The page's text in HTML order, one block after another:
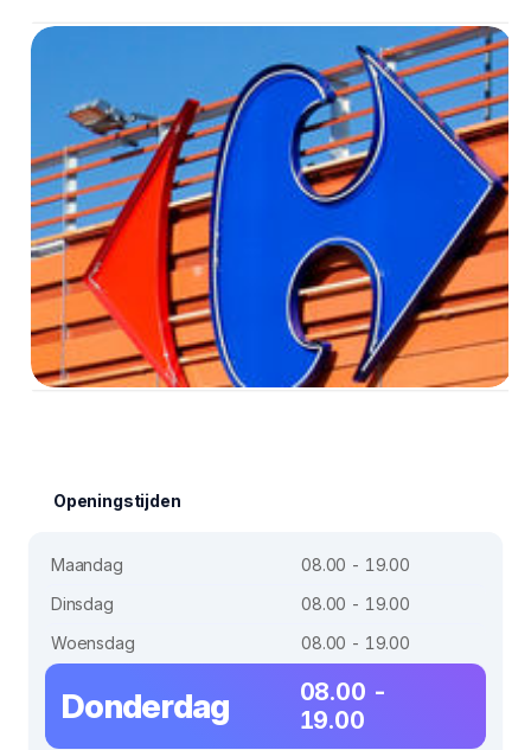
Openingstijden
Maandag
08.00 - 19.00
Dinsdag
08.00 - 19.00
Woensdag
08.00 - 19.00
Donderdag
08.00 -
19.00